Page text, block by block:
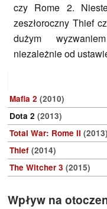
czy Rome 2.
zeszłoroczny Thief
dużym
niezależnie od
Mafia 2 (2010)
Dota 2 (2013)
Total War: Rome II (2013)
Thief (2014)
The Witcher 3 (2015)
Wpływ na